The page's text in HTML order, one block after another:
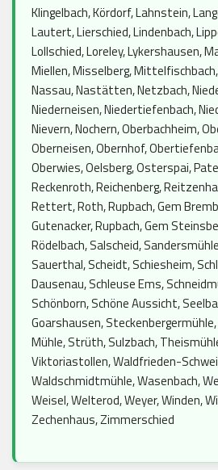
Klingelbach, Kördorf, Lahnstein,
Lautert, Lierschied, Lindenbach,
Lollschied, Loreley, Lykershausen,
Miellen, Misselberg,
Nassau, Nastätten, Netzbach,
Niederneisen, Niedertiefenbach,
Nievern, Nochern, Oberbachheim,
Oberneisen, Obernhof,
Oberwies, Oelsberg, Osterspai,
Reckenroth, Reichenberg,
Rettert, Roth, Rupbach, Gem
Gutenacker, Rupbach, Gem
Rödelbach, Salscheid,
Sauerthal, Scheidt, Schiesheim,
Dausenau, Schleuse Ems,
Schönborn, Schöne Aussicht,
Goarshausen,
Mühle, Strüth, Sulzbach,
Viktoriastollen, Waldfrieden-
Waldschmidtmühle, Wasenbach,
Weisel, Welterod, Weyer, Winden,
Zechenhaus, Zimmerschied